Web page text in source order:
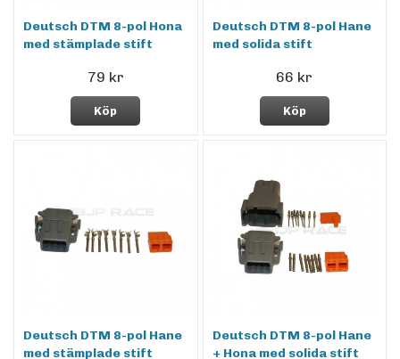
Deutsch DTM 8-pol Hona
med stämplade stift
79 kr
Köp
Deutsch DTM 8-pol Hane
med solida stift
66 kr
Köp
Deutsch DTM 8-pol Hane
med stämplade stift
Deutsch DTM 8-pol Hane
+ Hona med solida stift